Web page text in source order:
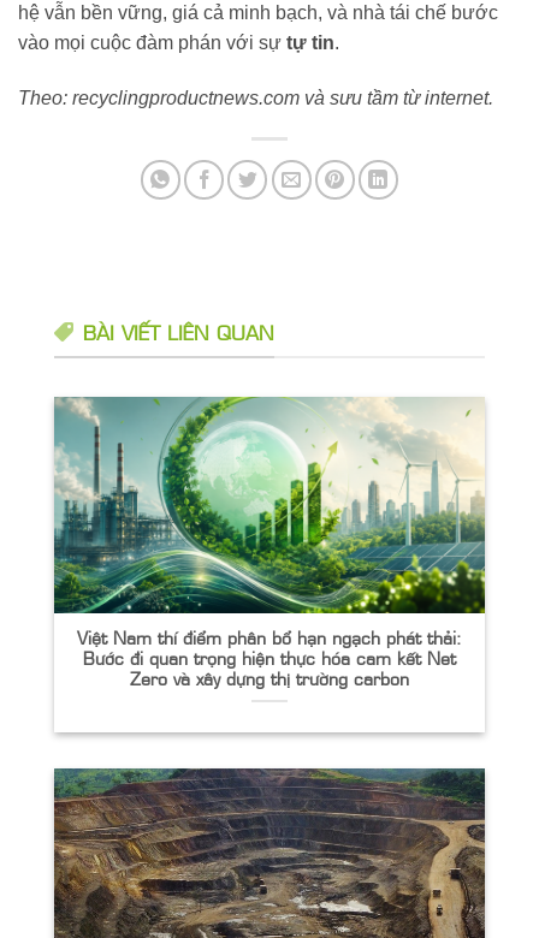
hệ vẫn bền vững, giá cả minh bạch, và nhà tái chế bước
vào mọi cuộc đàm phán với sự tự tin.
Theo: recyclingproductnews.com và sưu tầm từ internet.
BÀI VIẾT LIÊN QUAN
Việt Nam thí điểm phân bổ hạn ngạch phát thải:
Bước đi quan trọng hiện thực hóa cam kết Net
Zero và xây dựng thị trường carbon